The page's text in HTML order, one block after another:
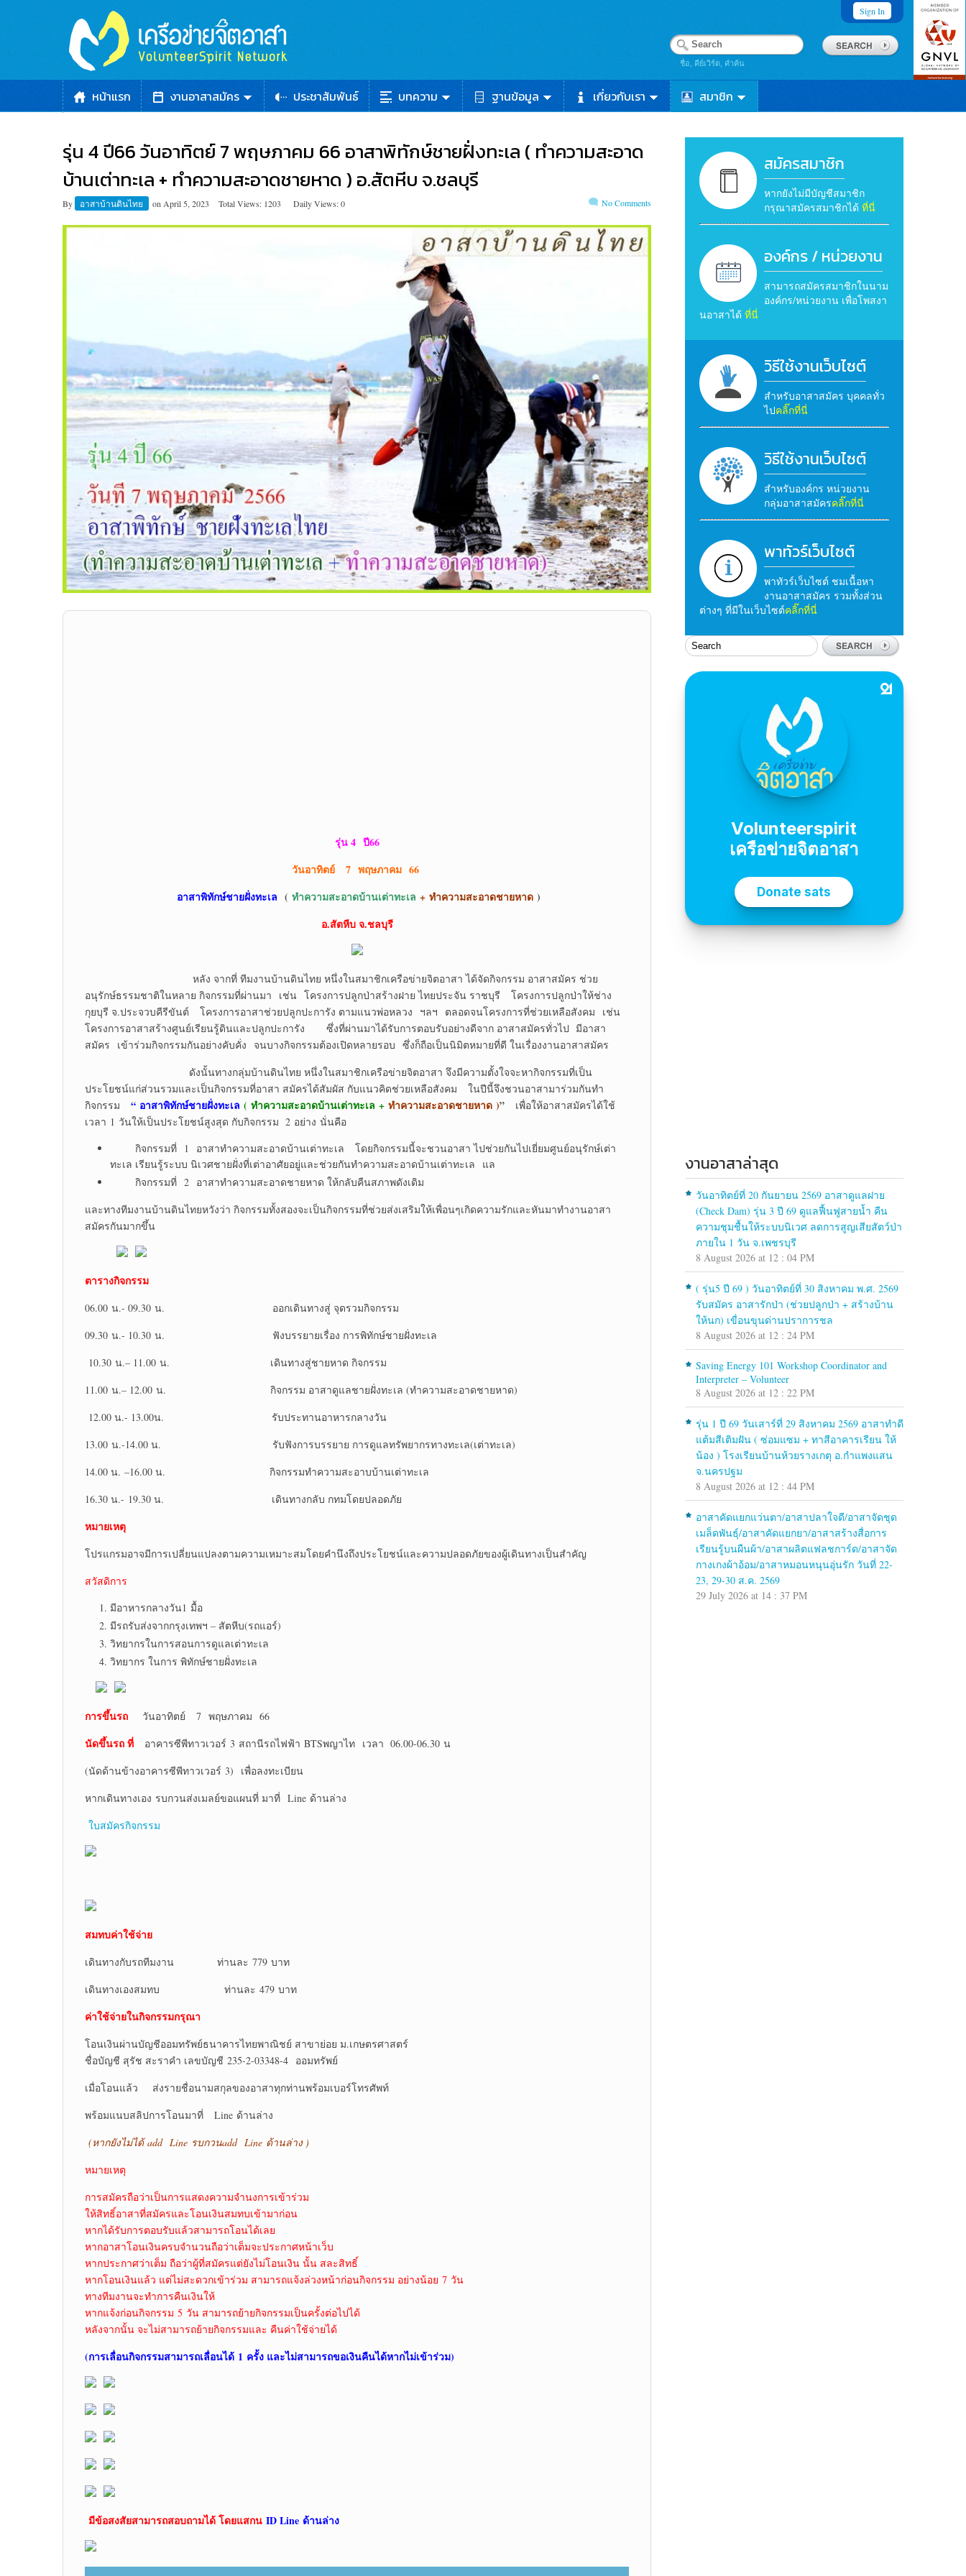
Sign In
ชื่อ, คีย์เวิร์ด, คำค้น
หน้าแรก งานอาสาสมัคร ประชาสัมพันธ์ บทความ ฐานข้อมูล เกี่ยวกับเรา สมาชิก
รุ่น 4 ปี66 วันอาทิตย์ 7 พฤษภาคม 66 อาสาพิทักษ์ชายฝั่งทะเล ( ทำความสะอาด
บ้านเต่าทะเล + ทำความสะอาดชายหาด ) อ.สัตหีบ จ.ชลบุรี
By อาสาบ้านดินไทย on April 5, 2023 Total Views: 1203 Daily Views: 0 No Comments
รุ่น 4ปี66
วันอาทิตย์ 7 พฤษภาคม 66
อาสาพิทักษ์ชายฝั่งทะเล ( ทำความสะอาดบ้านเต่าทะเล + ทำความสะอาดชายหาด )
อ.สัตหีบ จ.ชลบุรี
หลัง จากที่ ทีมงานบ้านดินไทย หนึ่งในสมาชิกเครือข่ายจิตอาสา ได้จัดกิจกรรม อาสาสมัคร ช่วย
อนุรักษ์ธรรมชาติในหลาย กิจกรรมที่ผ่านมา เช่น โครงการปลูกป่าสร้างฝาย ไทยประจัน ราชบุรี โครงการปลูกป่าให้ช่าง
กุยบุรี จ.ประจวบคีรีขันต์ โครงการอาสาช่วยปลูกปะการัง ตามแนวพ่อหลวง ฯลฯ ตลอดจนโครงการที่ช่วยเหลือสังคม เช่น
โครงการอาสาสร้างศูนย์เรียนรู้ดินและปลูกปะการัง ซึ่งที่ผ่านมาได้รับการตอบรับอย่างดีจาก อาสาสมัครทั่วไป มีอาสา
สมัคร เข้าร่วมกิจกรรมกันอย่างคับคั่ง จนบางกิจกรรมต้องเปิดหลายรอบ ซึ่งก็ถือเป็นนิมิตหมายที่ดี ในเรื่องงานอาสาสมัคร
ดังนั้นทางกลุ่มบ้านดินไทย หนึ่งในสมาชิกเครือข่ายจิตอาสา จึงมีความตั้งใจจะหากิจกรรมที่เป็น
ประโยชน์แก่ส่วนรวมและเป็นกิจกรรมที่อาสา สมัครได้สัมผัส กับแนวคิดช่วยเหลือสังคม ในปีนี้จึงชวนอาสามาร่วมกันทำ
กิจกรรม
“ อาสาพิทักษ์ชายฝั่งทะเล ( ทำความสะอาดบ้านเต่าทะเล + ทำความสะอาดชายหาด )”
เพื่อให้อาสาสมัครได้ใช้
เวลา 1 วันให้เป็นประโยชน์สูงสุด กับกิจกรรม 2 อย่าง นั่นคือ
กิจกรรมที่ 1 อาสาทำความสะอาดบ้านเต่าทะเล โดยกิจกรรมนี้จะชวนอาสา ไปช่วยกันไปเยี่ยมศูนย์อนุรักษ์เต่า
ทะเล เรียนรู้ระบบ นิเวศชายฝั่งที่เต่าอาศัยอยู่และช่วยกันทำความสะอาดบ้านเต่าทะเล แล
กิจกรรมที่ 2 อาสาทำความสะอาดชายหาด ให้กลับคืนสภาพดังเดิม
และทางทีมงานบ้านดินไทยหวังว่า กิจกรรมทั้งสองจะเป็นกิจกรรมที่ช่วยส่งเสริมให้เพื่อนๆเกิดความรักและหันมาทำงานอาสา
สมัครกันมากขึ้น
ตารางกิจกรรม
06.00 น.- 09.30 น. ออกเดินทางสู่ จุดรวมกิจกรรม
09.30 น.- 10.30 น. ฟังบรรยายเรื่อง การพิทักษ์ชายฝั่งทะเล
10.30 น.– 11.00 น. เดินทางสู่ชายหาด กิจกรรม
11.00 น.– 12.00 น. กิจกรรม อาสาดูแลชายฝั่งทะเล (ทำความสะอาดชายหาด)
12.00 น.- 13.00น. รับประทานอาหารกลางวัน
13.00 น.-14.00 น. รับฟังการบรรยาย การดูแลทรัพยากรทางทะเล(เต่าทะเล)
14.00 น. –16.00 น. กิจกรรมทำความสะอาบบ้านเต่าทะเล
16.30 น.- 19.30 น. เดินทางกลับ กทมโดยปลอดภัย
หมายเหตุ
โปรแกรมอาจมีการเปลี่ยนแปลงตามความเหมาะสมโดยคำนึงถึงประโยชน์และความปลอดภัยของผู้เดินทางเป็นสำคัญ
สวัสดิการ
มีอาหารกลางวัน1 มื้อ
มีรถรับส่งจากกรุงเทพฯ – สัตหีบ(รถแอร์)
วิทยากรในการสอนการดูแลเต่าทะเล
วิทยากร ในการ พิทักษ์ชายฝั่งทะเล
การขึ้นรถ วันอาทิตย์ 7 พฤษภาคม 66
นัดขึ้นรถ ที่
อาคารซีพีทาวเวอร์ 3 สถานีรถไฟฟ้า BTSพญาไท เวลา 06.00-06.30 น
(นัดด้านข้างอาคารซีพีทาวเวอร์ 3) เพื่อลงทะเบียน
หากเดินทางเอง รบกวนส่งเมลย์ขอแผนที่ มาที่ Line ด้านล่าง
ใบสมัครกิจกรรม
สมทบค่าใช้จ่าย
เดินทางกับรถทีมงาน ท่านละ 779 บาท
เดินทางเองสมทบ ท่านละ 479 บาท
ค่าใช้จ่ายในกิจกรรมกรุณา
โอนเงินผ่านบัญชีออมทรัพย์ธนาคารไทยพาณิชย์ สาขาย่อย ม.เกษตรศาสตร์
ชื่อบัญชี สุรัช สะราคำ เลขบัญชี 235-2-03348-4 ออมทรัพย์
เมื่อโอนแล้ว ส่งรายชื่อนามสกุลของอาสาทุกท่านพร้อมเบอร์โทรศัพท์
พร้อมแนบสลิปการโอนมาที่ Line ด้านล่าง
(หากยังไม่ได้add Line รบกวนadd Line ด้านล่าง )
หมายเหตุ
การสมัครถือว่าเป็นการแสดงความจำนงการเข้าร่วม
ให้สิทธิ์อาสาที่สมัครและโอนเงินสมทบเข้ามาก่อน
หากได้รับการตอบรับแล้วสามารถโอนได้เลย
หากอาสาโอนเงินครบจำนวนถือว่าเต็มจะประกาศหน้าเว็บ
หากประกาศว่าเต็ม ถือว่าผู้ที่สมัครแต่ยังไม่โอนเงิน นั้น สละสิทธิ์
หากโอนเงินแล้ว แต่ไม่สะดวกเข้าร่วม สามารถแจ้งล่วงหน้าก่อนกิจกรรม อย่างน้อย 7 วัน
ทางทีมงานจะทำการคืนเงินให้
หากแจ้งก่อนกิจกรรม 5 วัน สามารถย้ายกิจกรรมเป็นครั้งต่อไปได้
หลังจากนั้น จะไม่สามารถย้ายกิจกรรมและ คืนค่าใช้จ่ายได้
(การเลื่อนกิจกรรมสามารถเลื่อนได้ 1 ครั้ง และไม่สามารถขอเงินคืนได้หากไม่เข้าร่วม)
มีข้อสงสัยสามารถสอบถามได้ โดยแสกน ID Line ด้านล่าง
สมัครสมาชิก
หากยังไม่มีบัญชีสมาชิก
กรุณาสมัครสมาชิกได้ ที่นี่
องค์กร / หน่วยงาน
สามารถสมัครสมาชิกในนาม
องค์กร/หน่วยงาน เพื่อโพสงา
นอาสาได้ ที่นี่
วิธีใช้งานเว็บไซต์
สำหรับอาสาสมัคร บุคคลทั่ว
ไปคลิ๊กที่นี่
วิธีใช้งานเว็บไซต์
สำหรับองค์กร หน่วยงาน
กลุ่มอาสาสมัครคลิ๊กที่นี่
พาทัวร์เว็บไซต์
พาทัวร์เว็บไซต์ ชมเนื้อหา
งานอาสาสมัคร รวมทั้งส่วน
ต่างๆ ที่มีในเว็บไซต์คลิ๊กที่นี่
งานอาสาล่าสุด
วันอาทิตย์ที่ 20 กันยายน 2569 อาสาดูแลฝาย
(Check Dam) รุ่น 3 ปี 69 ดูแลฟื้นฟูสายน้ำ คืน
ความชุมชื้นให้ระบบนิเวศ ลดการสูญเสียสัตว์ป่า
ภายใน 1 วัน จ.เพชรบุรี
8 August 2026 at 12 : 04 PM
( รุ่น5 ปี 69 ) วันอาทิตย์ที่ 30 สิงหาคม พ.ศ. 2569
รับสมัคร อาสารักป่า (ช่วยปลูกป่า + สร้างบ้าน
ให้นก) เขื่อนขุนด่านปราการชล
8 August 2026 at 12 : 24 PM
Saving Energy 101 Workshop Coordinator and
Interpreter – Volunteer
8 August 2026 at 12 : 22 PM
รุ่น 1 ปี 69 วันเสาร์ที่ 29 สิงหาคม 2569 อาสาทำดี
แต้มสีเติมฝัน ( ซ่อมแซม + ทาสีอาคารเรียน ให้
น้อง ) โรงเรียนบ้านห้วยรางเกตุ อ.กำแพงแสน
จ.นครปฐม
8 August 2026 at 12 : 44 PM
อาสาคัดแยกแว่นตา/อาสาปลาใจดี/อาสาจัดชุด
เมล็ดพันธุ์/อาสาคัดแยกยา/อาสาสร้างสื่อการ
เรียนรู้บนผืนผ้า/อาสาผลิตแฟลชการ์ด/อาสาจัด
กางเกงผ้าอ้อม/อาสาหมอนหนุนอุ่นรัก วันที่ 22-
23, 29-30 ส.ค. 2569
29 July 2026 at 14 : 37 PM